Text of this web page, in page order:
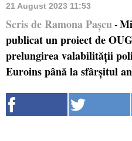
21 August 2023 11:53
Scris de Ramona Pașcu -
publicat un proiect de
prelungirea valabilității
Euroins până la sfârșitul